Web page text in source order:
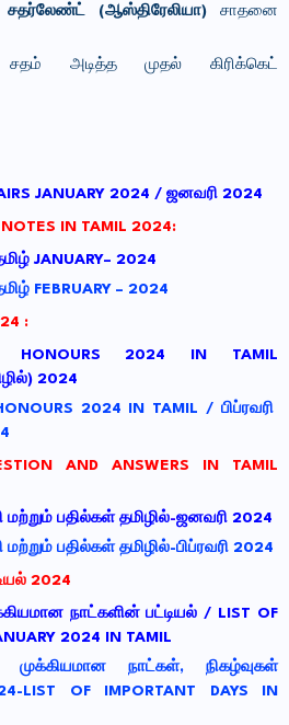
(ஆஸ்திரேலியா)சாதனை
அடித்த முதல் கிரிக்கெட்
JANUARY 2024 / ஜனவரி 2024
IN TAMIL 2024:
JANUARY– 2024
FEBRUARY – 2024
:
HONOURS 2024 IN TAMIL
) 2024
2024 IN TAMIL / பிப்ரவரி
AND ANSWERS IN TAMIL
மற்றும் பதில்கள் தமிழில்-ஜனவரி 2024
மற்றும் பதில்கள் தமிழில்-பிப்ரவரி 2024
2024
நாட்களின் பட்டியல் / LIST OF
2024 IN TAMIL
நாட்கள், நிகழ்வுகள்
LIST OF IMPORTANT DAYS IN